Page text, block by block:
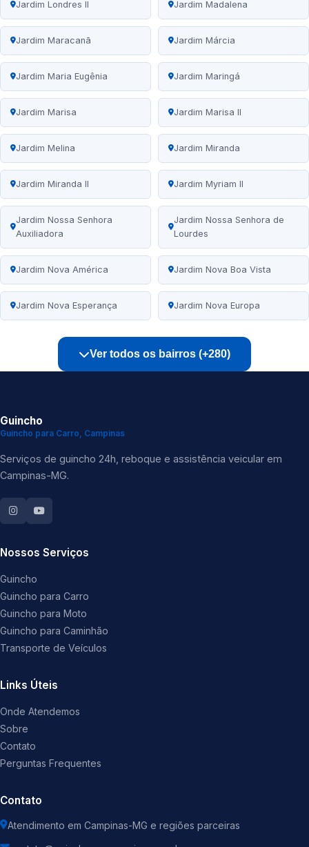
Jardim Londres II Jardim Madalena
Jardim Maracanã Jardim Márcia
Jardim Maria Eugênia Jardim Maringá
Jardim Marisa Jardim Marisa II
Jardim Melina Jardim Miranda
Jardim Miranda II Jardim Myriam II
Jardim Nossa Senhora
Auxiliadora
Jardim Nossa Senhora de
Lourdes
Jardim Nova América Jardim Nova Boa Vista
Jardim Nova Esperança Jardim Nova Europa
Ver todos os bairros (+280)
Guincho
Guincho para Carro, Campinas
Serviços de guincho 24h, reboque e assistência veicular em
Campinas-MG.
Nossos Serviços
Guincho
Guincho para Carro
Guincho para Moto
Guincho para Caminhão
Transporte de Veículos
Links Úteis
Onde Atendemos
Sobre
Contato
Perguntas Frequentes
Contato
Atendimento em Campinas-MG e regiões parceiras